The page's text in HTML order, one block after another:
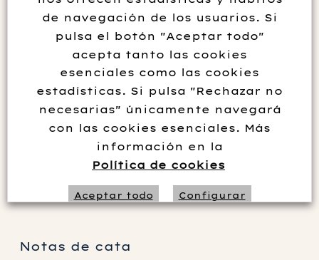
Información adicional
12 meses en barricas usadas grandes
Garnacha
Notas de cata
de navegación de los usuarios. Si
pulsa el botón "Aceptar todo"
acepta tanto las cookies
esenciales como las cookies
estadísticas. Si pulsa "Rechazar no
necesarias" únicamente navegará
con las cookies esenciales. Más
información en la
Política de cookies
Aceptar todo Configurar